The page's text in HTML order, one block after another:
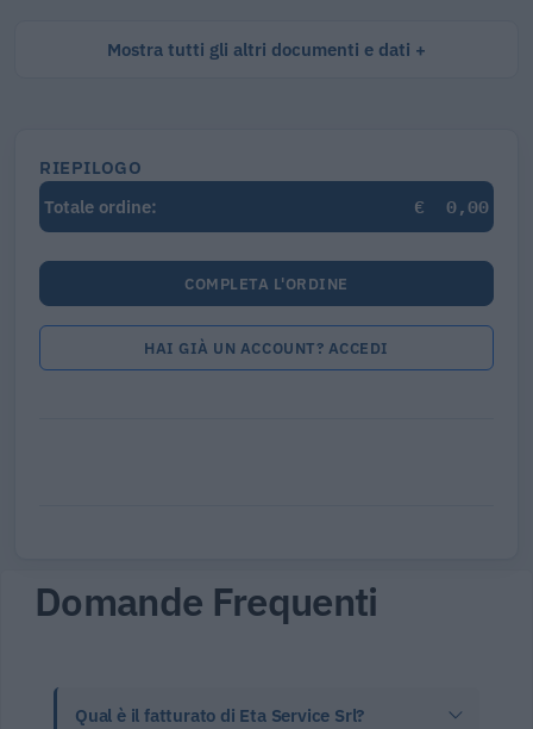
Mostra tutti gli altri documenti e dati
RIEPILOGO
Totale ordine:
€ 0,00
COMPLETA L'ORDINE
HAI GIÀ UN ACCOUNT? ACCEDI
Domande Frequenti
Qual è il fatturato di Eta Service Srl?